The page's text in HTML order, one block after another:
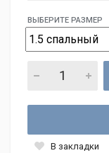
ВЫБЕРИТЕ РАЗМЕР
В закладки